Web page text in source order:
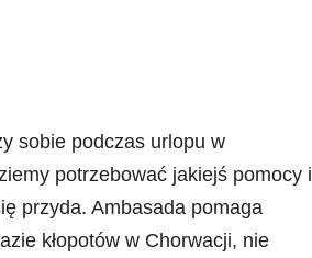
sobie podczas urlopu w
potrzebować jakiejś pomocy i
przyda. Ambasada pomaga
kłopotów w Chorwacji, nie